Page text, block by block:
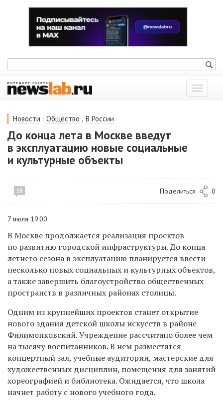
Показать
меню
Новости / Общество , В России
До конца лета в Москве введут
в эксплуатацию новые социальные
и культурные объекты
15 Поделиться 0
7 июля 19:00
В Москве продолжается реализация проектов
по развитию городской инфраструктуры. До конца
летнего сезона в эксплуатацию планируется ввести
несколько новых социальных и культурных объектов,
а также завершить благоустройство общественных
пространств в различных районах столицы.
Одним из крупнейших проектов станет открытие
нового здания детской школы искусств в районе
Филимонковский. Учреждение рассчитано более чем
на тысячу воспитанников. В нем разместятся
концертный зал, учебные аудитории, мастерские для
художественных дисциплин, помещения для занятий
хореографией и библиотека. Ожидается, что школа
начнет работу с нового учебного года.